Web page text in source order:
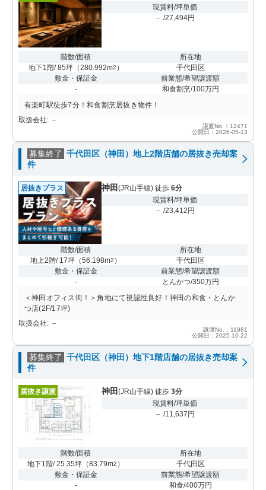
現賃料/坪単価
－ /27,494円
階数/面積
地下1階/ 85坪（280.992m2 ）
所在地
千代田区
敷金・保証金
-
前業態/希望譲渡額
和食割烹/100万円
有楽町駅徒歩7分！和食割烹居抜き物件！
取扱会社: －
譲渡No.：12471
公開日：2026-05-13
募集終了 千代田区（神田）地上2階店舗の居抜き売却案
件
居抜きプラス 神田 (JR山手線) 徒歩 6分
現賃料/坪単価
－ /23,412円
階数/面積
地上2階/ 17坪 （56.198m2 ）
所在地
千代田区
敷金・保証金
-
前業態/希望譲渡額
とんかつ/350万円
＜神田オフィス街！＞角地にて視認性良好！神田の和食・とんか
つ店(2F/17坪)
取扱会社: －
譲渡No.：11981
公開日：2025-10-22
募集終了 千代田区（神田）地下1階店舗の居抜き売却案
件
居抜き譲渡 神田 (JR山手線) 徒歩 3分
現賃料/坪単価
－ /11,637円
階数/面積
地下1階/ 25.35坪 （83.79m2 ）
所在地
千代田区
敷金・保証金
-
前業態/希望譲渡額
和食/400万円